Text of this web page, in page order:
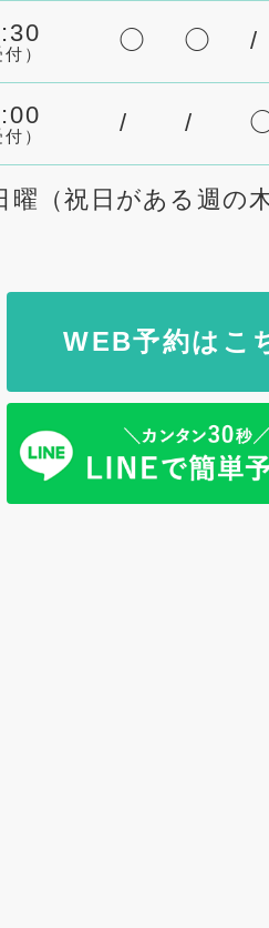
） ◯ ◯ /
） / /
曜（祝日がある週の
WEB予約はこ